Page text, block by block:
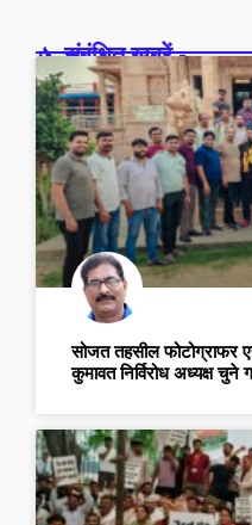
संबंधित खबरें -
सोजत तहसील फोटोग्राफर
कुमावत निर्विरोध अध्यक्ष चुने